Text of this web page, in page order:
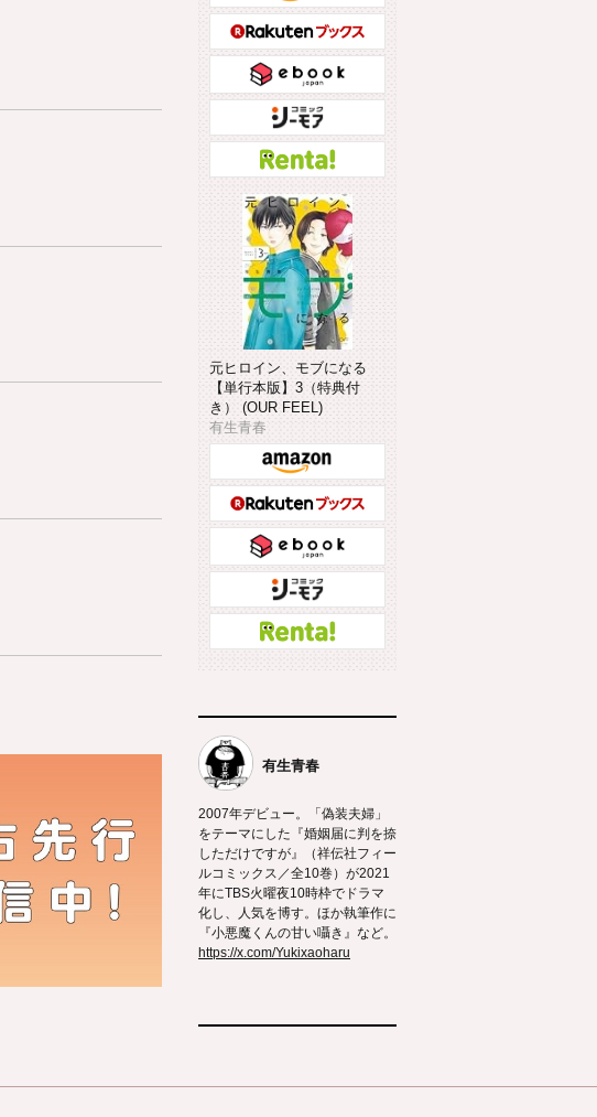
元ヒロイン、モブになる
【単行本版】3（特典付
き） (OUR FEEL)
有生青春
有生青春
2007年デビュー。「偽装夫婦」
をテーマにした『婚姻届に判を捺
しただけですが』（祥伝社フィー
ルコミックス／全10巻）が2021
年にTBS火曜夜10時枠でドラマ
化し、人気を博す。ほか執筆作に
『小悪魔くんの甘い囁き』など。
https://x.com/Yukixaoharu